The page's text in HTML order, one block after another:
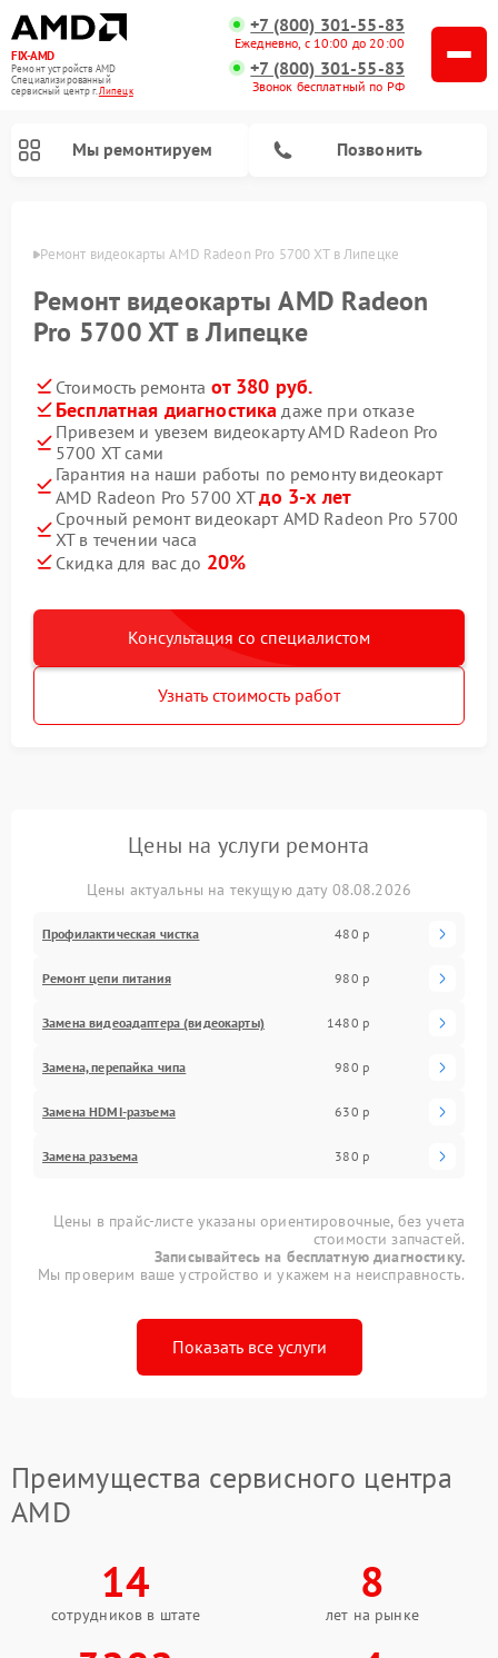
FIX-AMD
Ремонт устройств AMD
Специализированный
cервисный центр г.Липецк
+7 (800) 301-55-83
Ежедневно, с 10:00 до 20:00
+7 (800) 301-55-83
Звонок бесплатный по РФ
Мы ремонтируем Позвонить
Ремонт видеокарты AMD Radeon Pro 5700 XT в Липецке
Ремонт видеокарты AMD Radeon
Pro 5700 XT в Липецке
Стоимость ремонта от 380 руб.
Бесплатная диагностика даже при отказе
Привезем и увезем видеокарту AMD Radeon Pro
5700 XT сами
Гарантия на наши работы по ремонту видеокарт
AMD Radeon Pro 5700 XTдо 3-х лет
Срочный ремонт видеокарт AMD Radeon Pro 5700
XT в течении часа
Скидка для вас до 20%
Консультация со специалистом
Узнать стоимость работ
Цены на услуги ремонта
Цены актуальны на текущую дату 08.08.2026
Профилактическая чистка 480 р
Ремонт цепи питания 980 р
Замена видеоадаптера (видеокарты) 1480 р
Замена, перепайка чипа 980 р
Замена HDMI-разъема 630 р
Замена разъема 380 р
Цены в прайс-листе указаны ориентировочные, без учета
стоимости запчастей.
Записывайтесь на бесплатную диагностику.
Мы проверим ваше устройство и укажем на неисправность.
Показать все услуги
Преимущества сервисного центра
AMD
14
сотрудников в штате
8
лет на рынке